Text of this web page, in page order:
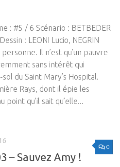
: #5 / 6 Scénario : BETBEDER
: LEONI Lucio, NEGRIN
Il n’est qu’un pauvre
sans intérêt qui
du Saint Mary’s Hospital.
Rays, dont il épie les
point qu’il sait qu’elle...
0
– Sauvez Amy !